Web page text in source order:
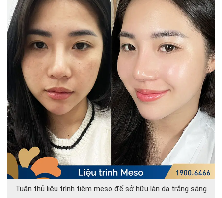
Tuân thủ liệu trình tiêm meso để sở hữu làn da trắng sáng